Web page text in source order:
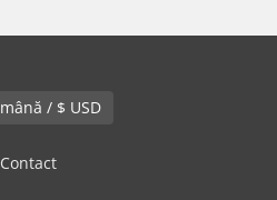
Română / $ USD
Contact